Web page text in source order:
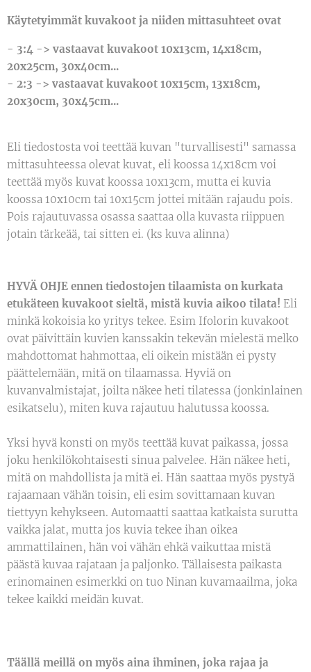
Käytetyimmät kuvakoot ja niiden mittasuhteet ovat
- 3:4 -> vastaavat kuvakoot 10x13cm, 14x18cm,
20x25cm, 30x40cm...
- 2:3 -> vastaavat kuvakoot 10x15cm, 13x18cm,
20x30cm, 30x45cm...
Eli tiedostosta voi teettää kuvan "turvallisesti" samassa
mittasuhteessa olevat kuvat, eli koossa 14x18cm voi
teettää myös kuvat koossa 10x13cm, mutta ei kuvia
koossa 10x10cm tai 10x15cm jottei mitään rajaudu pois.
Pois rajautuvassa osassa saattaa olla kuvasta riippuen
jotain tärkeää, tai sitten ei. (ks kuva alinna)
HYVÄ OHJE ennen tiedostojen tilaamista on kurkata
etukäteen kuvakoot sieltä, mistä kuvia aikoo tilata! Eli
minkä kokoisia ko yritys tekee. Esim Ifolorin kuvakoot
ovat päivittäin kuvien kanssakin tekevän mielestä melko
mahdottomat hahmottaa, eli oikein mistään ei pysty
päättelemään, mitä on tilaamassa. Hyviä on
kuvanvalmistajat, joilta näkee heti tilatessa (jonkinlainen
esikatselu), miten kuva rajautuu halutussa koossa.
Yksi hyvä konsti on myös teettää kuvat paikassa, jossa
joku henkilökohtaisesti sinua palvelee. Hän näkee heti,
mitä on mahdollista ja mitä ei. Hän saattaa myös pystyä
rajaamaan vähän toisin, eli esim sovittamaan kuvan
tiettyyn kehykseen. Automaatti saattaa katkaista surutta
vaikka jalat, mutta jos kuvia tekee ihan oikea
ammattilainen, hän voi vähän ehkä vaikuttaa mistä
päästä kuvaa rajataan ja paljonko. Tällaisesta paikasta
erinomainen esimerkki on tuo Ninan kuvamaailma, joka
tekee kaikki meidän kuvat.
Täällä meillä on myös aina ihminen, joka rajaa ja